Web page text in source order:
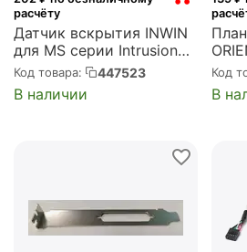
расчёту
Датчик вскрытия INWIN
для MS серии Intrusion
switch/cable/ holder for
MS series (6145277)
Код товара: 447523
В наличии
DB9
Код
В